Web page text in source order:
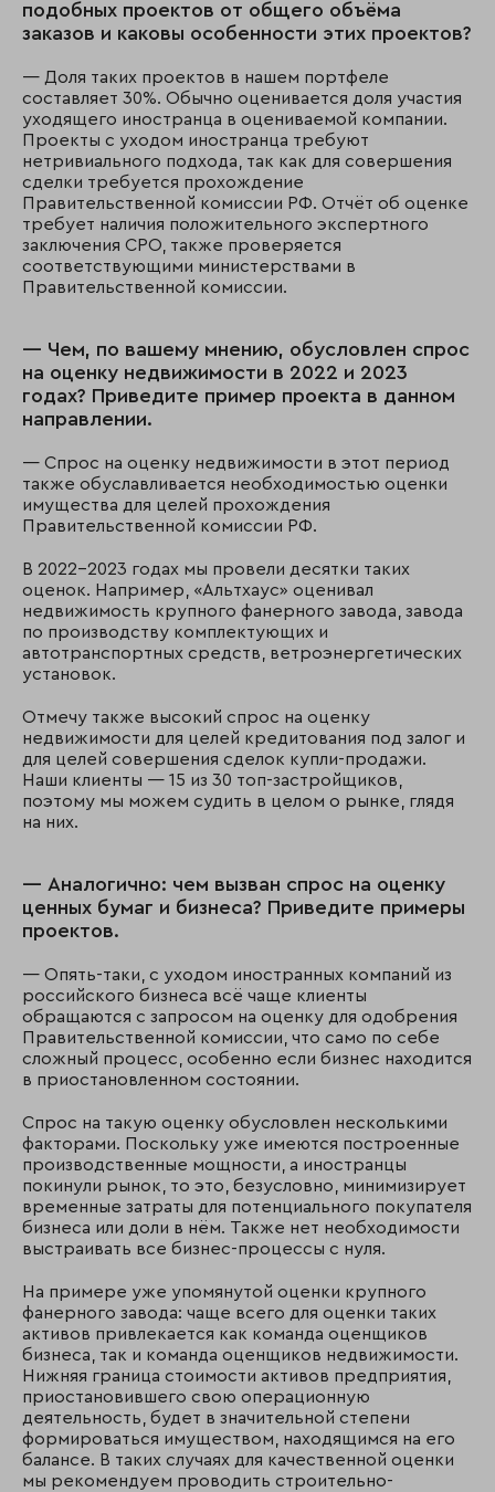
подобных проектов от общего объёма
заказов и каковы особенности этих проектов?
— Доля таких проектов в нашем портфеле
составляет 30%. Обычно оценивается доля участия
уходящего иностранца в оцениваемой компании.
Проекты с уходом иностранца требуют
нетривиального подхода, так как для совершения
сделки требуется прохождение
Правительственной комиссии РФ. Отчёт об оценке
требует наличия положительного экспертного
заключения СРО, также проверяется
соответствующими министерствами в
Правительственной комиссии.
— Чем, по вашему мнению, обусловлен спрос
на оценку недвижимости в 2022 и 2023
годах? Приведите пример проекта в данном
направлении.
— Спрос на оценку недвижимости в этот период
также обуславливается необходимостью оценки
имущества для целей прохождения
Правительственной комиссии РФ.
В 2022-2023 годах мы провели десятки таких
оценок. Например, «Альтхаус» оценивал
недвижимость крупного фанерного завода, завода
по производству комплектующих и
автотранспортных средств, ветроэнергетических
установок.
Отмечу также высокий спрос на оценку
недвижимости для целей кредитования под залог и
для целей совершения сделок купли-продажи.
Наши клиенты — 15 из 30 топ-застройщиков,
поэтому мы можем судить в целом о рынке, глядя
на них.
— Аналогично: чем вызван спрос на оценку
ценных бумаг и бизнеса? Приведите примеры
проектов.
— Опять-таки, с уходом иностранных компаний из
российского бизнеса всё чаще клиенты
обращаются с запросом на оценку для одобрения
Правительственной комиссии, что само по себе
сложный процесс, особенно если бизнес находится
в приостановленном состоянии.
Спрос на такую оценку обусловлен несколькими
факторами. Поскольку уже имеются построенные
производственные мощности, а иностранцы
покинули рынок, то это, безусловно, минимизирует
временные затраты для потенциального покупателя
бизнеса или доли в нём. Также нет необходимости
выстраивать все бизнес-процессы с нуля.
На примере уже упомянутой оценки крупного
фанерного завода: чаще всего для оценки таких
активов привлекается как команда оценщиков
бизнеса, так и команда оценщиков недвижимости.
Нижняя граница стоимости активов предприятия,
приостановившего свою операционную
деятельность, будет в значительной степени
формироваться имуществом, находящимся на его
балансе. В таких случаях для качественной оценки
мы рекомендуем проводить строительно-